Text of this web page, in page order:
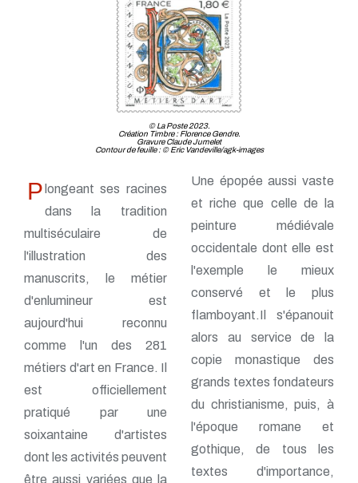
© La Poste 2023.
Création Timbre : Florence Gendre.
Gravure Claude Jumelet
Contour de feuille : © Eric Vandeville/agk-images
P longeant ses racines
dans la tradition
multiséculaire de
l'illustration des
manuscrits, le métier
d'enlumineur est
aujourd'hui reconnu
comme l'un des 281
métiers d'art en France. Il
est officiellement
pratiqué par une
soixantaine d'artistes
dont les activités peuvent
être aussi variées que la
Une épopée aussi vaste
et riche que celle de la
peinture médiévale
occidentale dont elle est
l'exemple le mieux
conservé et le plus
flamboyant.Il s'épanouit
alors au service de la
copie monastique des
grands textes fondateurs
du christianisme, puis, à
l'époque romane et
gothique, de tous les
textes d'importance,